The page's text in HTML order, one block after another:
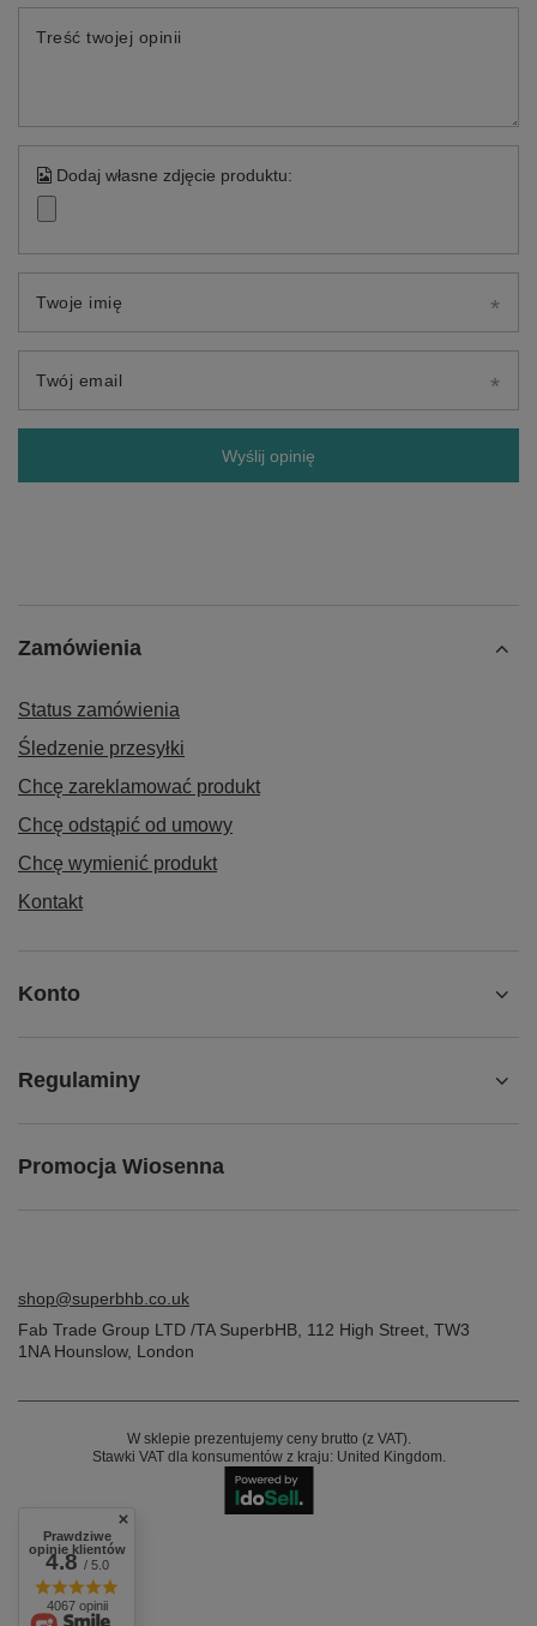
Treść twojej opinii
Dodaj własne zdjęcie produktu:
Twoje imię
Twój email
Wyślij opinię
Zamówienia
Status zamówienia
Śledzenie przesyłki
Chcę zareklamować produkt
Chcę odstąpić od umowy
Chcę wymienić produkt
Kontakt
Konto
Regulaminy
Promocja Wiosenna
shop@superbhb.co.uk
Fab Trade Group LTD /TA SuperbHB 112 High Street TW3
1NAHounslow, London
W sklepie prezentujemy ceny brutto (z VAT).
Stawki VAT dla konsumentów z kraju: United Kingdom.
Prawdziwe
opinie klientów
4.8/ 5.0
4067 opinii